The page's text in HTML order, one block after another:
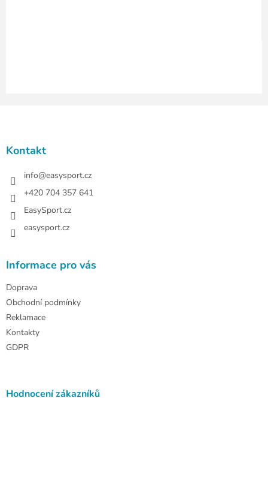
Kontakt
info@easysport.cz
+420 704 357 641
EasySport.cz
easysport.cz
Informace pro vás
Doprava
Obchodní podmínky
Reklamace
Kontakty
GDPR
Hodnocení zákazníků